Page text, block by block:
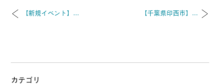
【新規イベント】... 【千葉県印西市】...
カテゴリ